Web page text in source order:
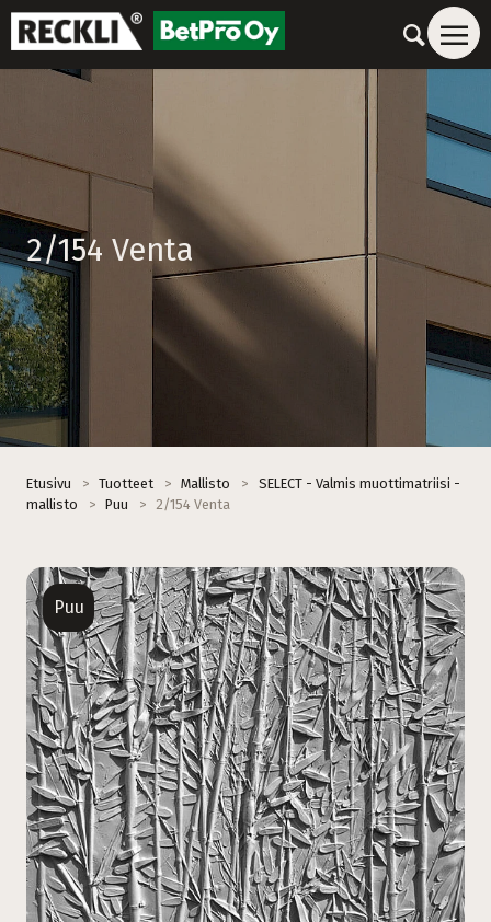
2/154 Venta
Etusivu > Tuotteet > Mallisto >
SELECT - Valmis muottimatriisi -
mallisto
> Puu > 2/154 Venta
Puu